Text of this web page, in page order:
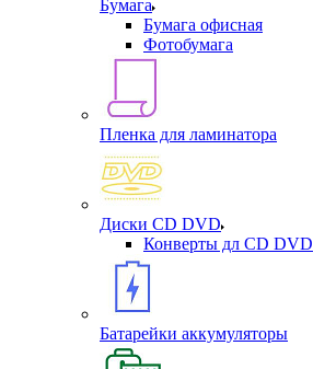
Бумага
Бумага офисная
Фотобумага
Пленка для ламинатора
Диски CD DVD
Конверты дл CD DVD
Батарейки аккумуляторы